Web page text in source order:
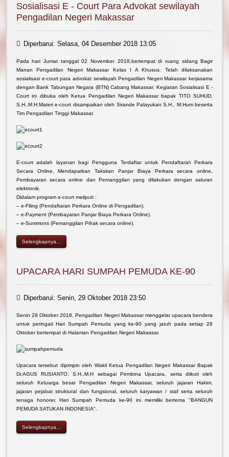
Sosialisasi E - Court Para Advokat sewilayah
Pengadilan Negeri Makassar
Diperbarui: Selasa, 04 Desember 2018 13:05
Pada hari Jumat tanggal 02 November 2018,bertempat di ruang sidang Bagir
Manan Pengadilan Negeri Makassar Kelas I A Khusus. Telah dilaksanakan
sosialisasi e-court para advokat sewilayah Pengadilan Negeri Makassar kerjasama
dengan Bank Tabungan Negara (BTN) Cabang Makassar. Kegiatan Sosialisasi E -
Court ini dibuka oleh Ketua Pengadilan Negeri Makassar bapak TITO SUHUD,
S.H.,M.H.Materi e-court disampaikan oleh Sirande Palayukan S.H., M.Hum beserta
Tim Pengadilan Tinggi Makassar.
E-court adalah layanan bagi Pengguna Terdaftar untuk Pendaftaran Perkara
Secara Online, Mendapatkan Taksiran Panjar Biaya Perkara secara online,
Pembayaran secara online dan Pemanggilan yang dilakukan dengan saluran
elektronik.
Didalam program e-court meliputi :
– e-Filing (Pendaftaran Perkara Online di Pengadilan).
– e-Payment (Pembayaran Panjar Biaya Perkara Online).
– e-Summons (Pemanggilan Pihak secara online).
Selengkapnya...
UPACARA HARI SUMPAH PEMUDA KE-90
Diperbarui: Senin, 29 Oktober 2018 23:50
Senin 29 Oktober 2018, Pengadilan Negeri Makassar menggelar upacara bendera
untuk peringati Hari Sumpah Pemuda yang ke-90 yang jatuh pada setiap 28
Oktober bertempat di Halaman Pengadilan Negeri Makassar.
Upacara tersebut dipimpin oleh Wakil Ketua Pengadilan Negeri Makassar Bapak
Dr.AGUS RUSIANTO, S.H.,M.H sebagai Pembina Upacara, serta diikuti oleh
seluruh Keluarga besar Pengadilan Negeri Makassar, seluruh jajaran Hakim,
jajaran pejabat struktural dan fungsional, seluruh karyawan / staf serta seluruh
tenaga honorer. Hari Sumpah Pemuda ke-90 ini memiliki bertema "BANGUN
PEMUDA SATUKAN INDONESIA".
Selengkapnya...